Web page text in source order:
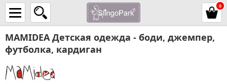
0
MAMIDEA Детская одежда - боди, джемпер,
футболка, кардиган